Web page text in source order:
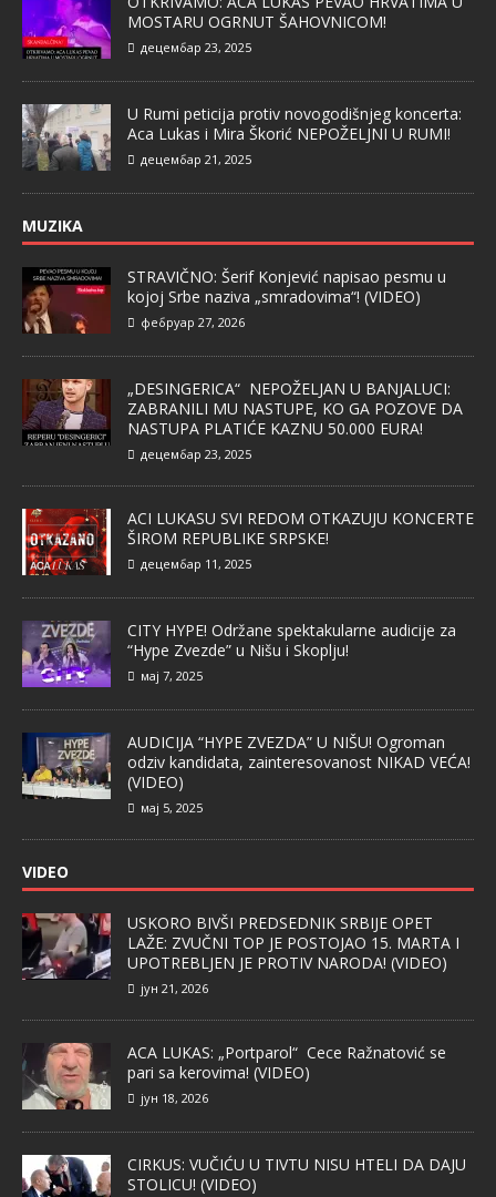
MOSTARU OGRNUT ŠAHOVNICOM!
децембар 23, 2025
U Rumi peticija protiv novogodišnjeg koncerta:
Aca Lukas i Mira Škorić NEPOŽELJNI U RUMI!
децембар 21, 2025
MUZIKA
STRAVIČNO: Šerif Konjević napisao pesmu u
kojoj Srbe naziva „smradovima“! (VIDEO)
фебруар 27, 2026
„DESINGERICA“ NEPOŽELJAN U BANJALUCI:
ZABRANILI MU NASTUPE, KO GA POZOVE DA
NASTUPA PLATIĆE KAZNU 50.000 EURA!
децембар 23, 2025
ACI LUKASU SVI REDOM OTKAZUJU KONCERTE
ŠIROM REPUBLIKE SRPSKE!
децембар 11, 2025
CITY HYPE! Održane spektakularne audicije za
“Hype Zvezde” u Nišu i Skoplju!
мај 7, 2025
AUDICIJA “HYPE ZVEZDA” U NIŠU! Ogroman
odziv kandidata, zainteresovanost NIKAD VEĆA!
(VIDEO)
мај 5, 2025
VIDEO
USKORO BIVŠI PREDSEDNIK SRBIJE OPET
LAŽE: ZVUČNI TOP JE POSTOJAO 15. MARTA I
UPOTREBLJEN JE PROTIV NARODA! (VIDEO)
јун 21, 2026
ACA LUKAS: „Portparol“ Cece Ražnatović se
pari sa kerovima! (VIDEO)
јун 18, 2026
CIRKUS: VUČIĆU U TIVTU NISU HTELI DA DAJU
STOLICU! (VIDEO)